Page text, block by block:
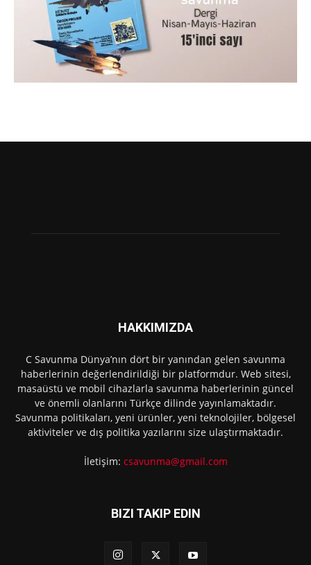
HAKKIMIZDA
C Savunma Dünya’nın dört bir yanından gelen savunma
haberlerinin değerlendirildiği bir platformdur. Web sitesi,
masaüstü ve mobil cihazlarla savunma haberlerinin güncel
ve önemli olanlarını Türkçe dilinde yayınlamaktadır.
Savunma politikaları, yeni ürünler, yeni teknolojiler, bölgesel
aktiviteler ve dış politika yazılarını size ulaştırmaktadır.
İletişim: csavunma@gmail.com
BIZI TAKIP EDIN